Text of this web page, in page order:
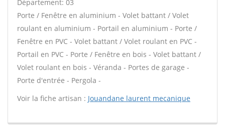
Département: 03
Porte / Fenêtre en aluminium - Volet battant / Volet
roulant en aluminium - Portail en aluminium - Porte /
Fenêtre en PVC - Volet battant / Volet roulant en PVC -
Portail en PVC - Porte / Fenêtre en bois - Volet battant /
Volet roulant en bois - Véranda - Portes de garage -
Porte d'entrée - Pergola -
Voir la fiche artisan : Jouandane laurent mecanique